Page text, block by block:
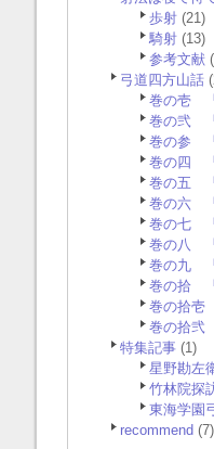
歩射(21)
騎射(13)
参考文献
弓道四方山話
巻の壱
巻の弐
巻の参
巻の四
巻の五
巻の六
巻の七
巻の八
巻の九
巻の拾
巻の拾壱
巻の拾弐
特集記事(1)
星野勘左
竹林院探
東海学園
recommend (7)